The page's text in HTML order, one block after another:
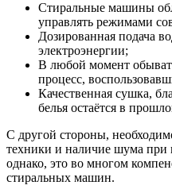
Стиральные машины
управлять режимами
Дозированная подача
электроэнергии;
В любой момент
процесс,
Качественная сушка,
белья остаётся в
С другой стороны,
техники и наличие шума при
однако, это во многом
стиральных машин.